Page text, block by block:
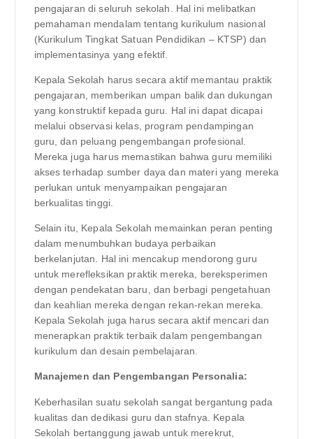
pengajaran di seluruh sekolah. Hal ini melibatkan
pemahaman mendalam tentang kurikulum nasional
(Kurikulum Tingkat Satuan Pendidikan – KTSP) dan
implementasinya yang efektif.
Kepala Sekolah harus secara aktif memantau praktik
pengajaran, memberikan umpan balik dan dukungan
yang konstruktif kepada guru. Hal ini dapat dicapai
melalui observasi kelas, program pendampingan
guru, dan peluang pengembangan profesional.
Mereka juga harus memastikan bahwa guru memiliki
akses terhadap sumber daya dan materi yang mereka
perlukan untuk menyampaikan pengajaran
berkualitas tinggi.
Selain itu, Kepala Sekolah memainkan peran penting
dalam menumbuhkan budaya perbaikan
berkelanjutan. Hal ini mencakup mendorong guru
untuk merefleksikan praktik mereka, bereksperimen
dengan pendekatan baru, dan berbagi pengetahuan
dan keahlian mereka dengan rekan-rekan mereka.
Kepala Sekolah juga harus secara aktif mencari dan
menerapkan praktik terbaik dalam pengembangan
kurikulum dan desain pembelajaran.
Manajemen dan Pengembangan Personalia:
Keberhasilan suatu sekolah sangat bergantung pada
kualitas dan dedikasi guru dan stafnya. Kepala
Sekolah bertanggung jawab untuk merekrut,